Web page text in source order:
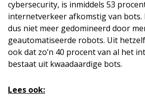
cybersecurity, is inmiddels 53
internetverkeer afkomstig van
dus niet meer gedomineerd door
geautomatiseerde robots. Uit
ook dat zo’n 40 procent van al het
bestaat uit kwaadaardige bots.
Lees ook: